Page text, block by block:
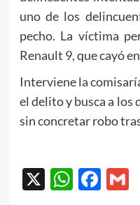
uno de los
pecho. La víctima
Renault 9, que cayó
Interviene la
el delito y busca a los
sin concretar robo
X